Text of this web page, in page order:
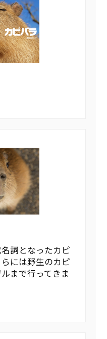
詞となったカピ
には野生のカピ
まで行ってきま